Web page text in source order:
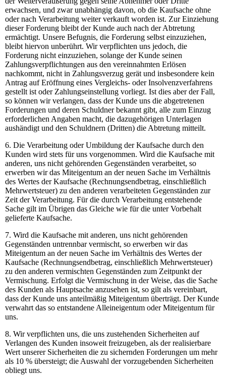
erwachsen, und zwar unabhängig davon, ob die Kaufsache ohne
oder nach Verarbeitung weiter verkauft worden ist. Zur Einziehung
dieser Forderung bleibt der Kunde auch nach der Abtretung
ermächtigt. Unsere Befugnis, die Forderung selbst einzuziehen,
bleibt hiervon unberührt. Wir verpflichten uns jedoch, die
Forderung nicht einzuziehen, solange der Kunde seinen
Zahlungsverpflichtungen aus den vereinnahmten Erlösen
nachkommt, nicht in Zahlungsverzug gerät und insbesondere kein
Antrag auf Eröffnung eines Vergleichs- oder Insolvenzverfahrens
gestellt ist oder Zahlungseinstellung vorliegt. Ist dies aber der Fall,
so können wir verlangen, dass der Kunde uns die abgetretenen
Forderungen und deren Schuldner bekannt gibt, alle zum Einzug
erforderlichen Angaben macht, die dazugehörigen Unterlagen
aushändigt und den Schuldnern (Dritten) die Abtretung mitteilt.
6. Die Verarbeitung oder Umbildung der Kaufsache durch den
Kunden wird stets für uns vorgenommen. Wird die Kaufsache mit
anderen, uns nicht gehörenden Gegenständen verarbeitet, so
erwerben wir das Miteigentum an der neuen Sache im Verhältnis
des Wertes der Kaufsache (Rechnungsendbetrag, einschließlich
Mehrwertsteuer) zu den anderen verarbeiteten Gegenständen zur
Zeit der Verarbeitung. Für die durch Verarbeitung entstehende
Sache gilt im Übrigen das Gleiche wie für die unter Vorbehalt
gelieferte Kaufsache.
7. Wird die Kaufsache mit anderen, uns nicht gehörenden
Gegenständen untrennbar vermischt, so erwerben wir das
Miteigentum an der neuen Sache im Verhältnis des Wertes der
Kaufsache (Rechnungsendbetrag, einschließlich Mehrwertsteuer)
zu den anderen vermischten Gegenständen zum Zeitpunkt der
Vermischung. Erfolgt die Vermischung in der Weise, das die Sache
des Kunden als Hauptsache anzusehen ist, so gilt als vereinbart,
dass der Kunde uns anteilmäßig Miteigentum überträgt. Der Kunde
verwahrt das so entstandene Alleineigentum oder Miteigentum für
uns.
8. Wir verpflichten uns, die uns zustehenden Sicherheiten auf
Verlangen des Kunden insoweit freizugeben, als der realisierbare
Wert unserer Sicherheiten die zu sichernden Forderungen um mehr
als 10 % übersteigt; die Auswahl der vorzugebenden Sicherheiten
obliegt uns.